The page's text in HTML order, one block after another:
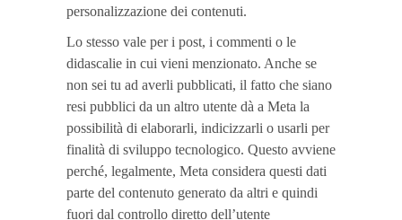
personalizzazione dei contenuti.
Lo stesso vale per i post, i commenti o le
didascalie in cui vieni menzionato. Anche se
non sei tu ad averli pubblicati, il fatto che siano
resi pubblici da un altro utente dà a Meta la
possibilità di elaborarli, indicizzarli o usarli per
finalità di sviluppo tecnologico. Questo avviene
perché, legalmente, Meta considera questi dati
parte del contenuto generato da altri e quindi
fuori dal controllo diretto dell’utente